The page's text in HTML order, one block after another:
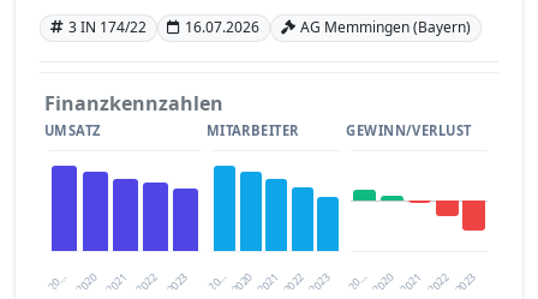
3 IN 174/22 16.07.2026 AG Memmingen (Bayern)
Finanzkennzahlen
UMSATZ
20… 2021 2023
2020 2022
MITARBEITER
20… 2021 2023
2020 2022
GEWINN/VERLUST
20… 2021 2023
2020 2022